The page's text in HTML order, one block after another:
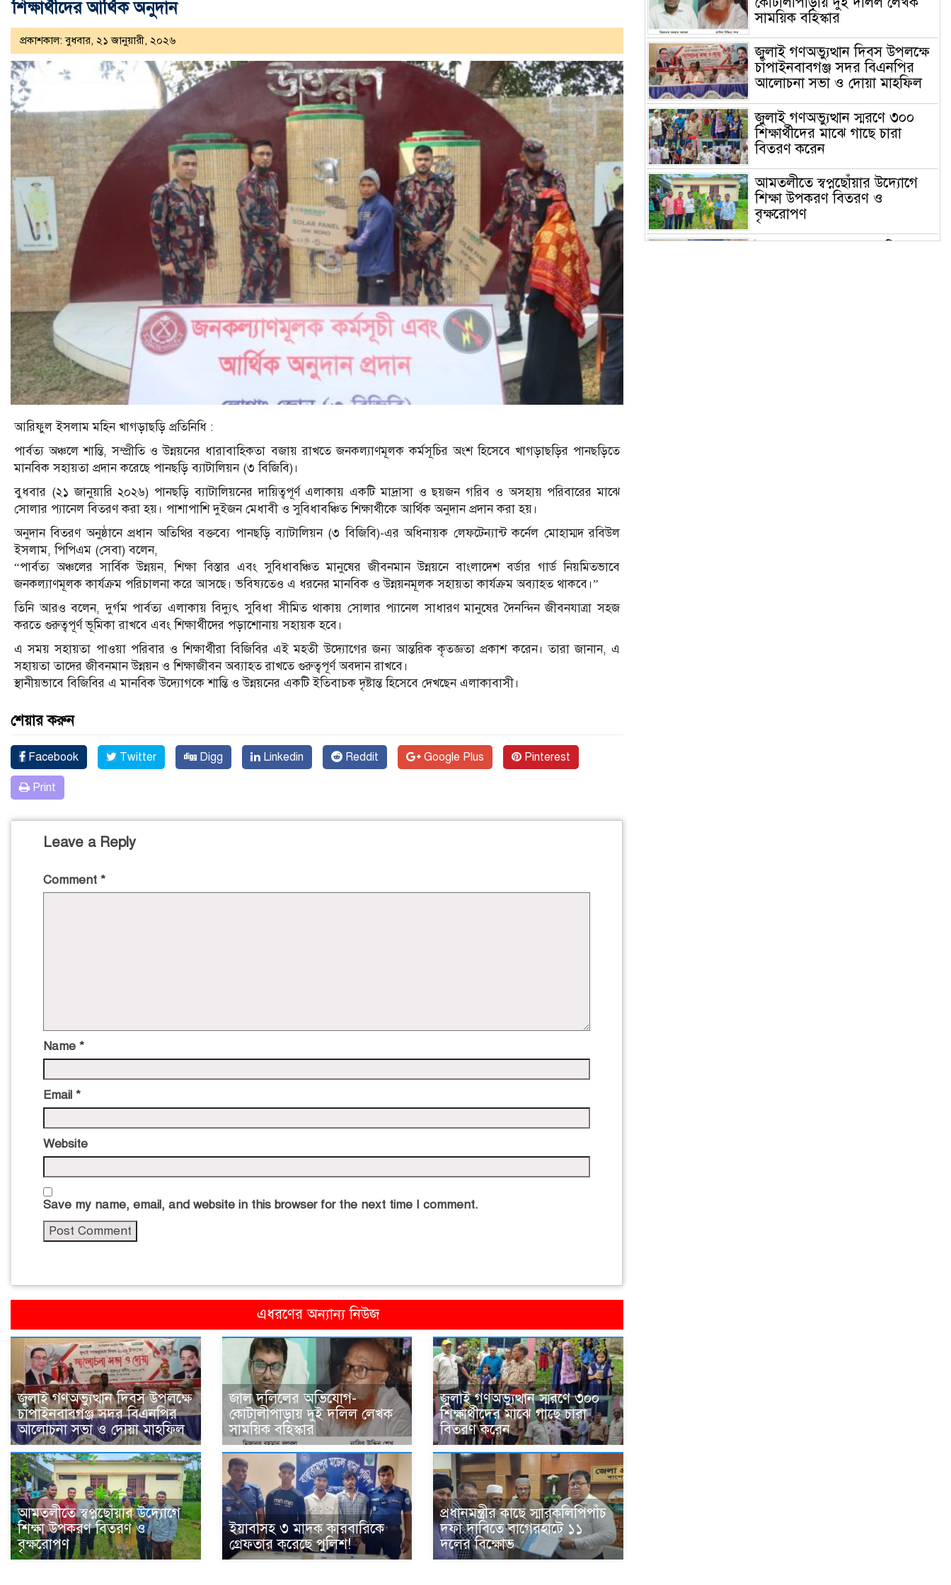
শিক্ষার্থীদের আর্থিক অনুদান
প্রকাশকাল: বুধবার, ২১ জানুয়ারী, ২০২৬
আরিফুল ইসলাম মহিন খাগড়াছড়ি প্রতিনিধি :
পার্বত্য অঞ্চলে শান্তি, সম্প্রীতি ও উন্নয়নের ধারাবাহিকতা বজায় রাখতে জনকল্যাণমূলক কর্মসূচির অংশ হিসেবে খাগড়াছড়ির পানছড়িতে
মানবিক সহায়তা প্রদান করেছে পানছড়ি ব্যাটালিয়ন (৩ বিজিবি)।
বুধবার (২১ জানুয়ারি ২০২৬) পানছড়ি ব্যাটালিয়নের দায়িত্বপূর্ণ এলাকায় একটি মাদ্রাসা ও ছয়জন গরিব ও অসহায় পরিবারের মাঝে
সোলার প্যানেল বিতরণ করা হয়। পাশাপাশি দুইজন মেধাবী ও সুবিধাবঞ্চিত শিক্ষার্থীকে আর্থিক অনুদান প্রদান করা হয়।
অনুদান বিতরণ অনুষ্ঠানে প্রধান অতিথির বক্তব্যে পানছড়ি ব্যাটালিয়ন (৩ বিজিবি)-এর অধিনায়ক লেফটেন্যান্ট কর্নেল মোহাম্মদ রবিউল
ইসলাম, পিপিএম (সেবা) বলেন,
“পার্বত্য অঞ্চলের সার্বিক উন্নয়ন, শিক্ষা বিস্তার এবং সুবিধাবঞ্চিত মানুষের জীবনমান উন্নয়নে বাংলাদেশ বর্ডার গার্ড নিয়মিতভাবে
জনকল্যাণমূলক কার্যক্রম পরিচালনা করে আসছে। ভবিষ্যতেও এ ধরনের মানবিক ও উন্নয়নমূলক সহায়তা কার্যক্রম অব্যাহত থাকবে।”
তিনি আরও বলেন, দুর্গম পার্বত্য এলাকায় বিদ্যুৎ সুবিধা সীমিত থাকায় সোলার প্যানেল সাধারণ মানুষের দৈনন্দিন জীবনযাত্রা সহজ
করতে গুরুত্বপূর্ণ ভূমিকা রাখবে এবং শিক্ষার্থীদের পড়াশোনায় সহায়ক হবে।
এ সময় সহায়তা পাওয়া পরিবার ও শিক্ষার্থীরা বিজিবির এই মহতী উদ্যোগের জন্য আন্তরিক কৃতজ্ঞতা প্রকাশ করেন। তারা জানান, এ
সহায়তা তাদের জীবনমান উন্নয়ন ও শিক্ষাজীবন অব্যাহত রাখতে গুরুত্বপূর্ণ অবদান রাখবে।
স্থানীয়ভাবে বিজিবির এ মানবিক উদ্যোগকে শান্তি ও উন্নয়নের একটি ইতিবাচক দৃষ্টান্ত হিসেবে দেখছেন এলাকাবাসী।
শেয়ার করুন
Facebook Twitter Digg Linkedin Reddit Google Plus Pinterest
Print
Leave a Reply
Comment *
Name *
Email *
Website
Save my name, email, and website in this browser for the next time I comment.
এধরণের অন্যান্য নিউজ
জুলাই গণঅভ্যুত্থান দিবস উপলক্ষে
চাঁপাইনবাবগঞ্জ সদর বিএনপির
আলোচনা সভা ও দোয়া মাহফিল
জাল দলিলের অভিযোগ-
কোটালীপাড়ায় দুই দলিল লেখক
সাময়িক বহিস্কার
জুলাই গণঅভ্যুত্থান স্মরণে ৩০০
শিক্ষার্থীদের মাঝে গাছে চারা
বিতরণ করেন
আমতলীতে স্বপ্নছোঁয়ার উদ্যোগে
শিক্ষা উপকরণ বিতরণ ও
বৃক্ষরোপণ
ইয়াবাসহ ৩ মাদক কারবারিকে
গ্রেফতার করেছে পুলিশ!
প্রধানমন্ত্রীর কাছে স্মারকলিপি‎পাঁচ
দফা দাবিতে বাগেরহাটে ১১
দলের বিক্ষোভ‎
সাময়িক বহিস্কার
জুলাই গণঅভ্যুত্থান দিবস উপলক্ষে
চাঁপাইনবাবগঞ্জ সদর বিএনপির
আলোচনা সভা ও দোয়া মাহফিল
জুলাই গণঅভ্যুত্থান স্মরণে ৩০০
শিক্ষার্থীদের মাঝে গাছে চারা
বিতরণ করেন
আমতলীতে স্বপ্নছোঁয়ার উদ্যোগে
শিক্ষা উপকরণ বিতরণ ও
বৃক্ষরোপণ